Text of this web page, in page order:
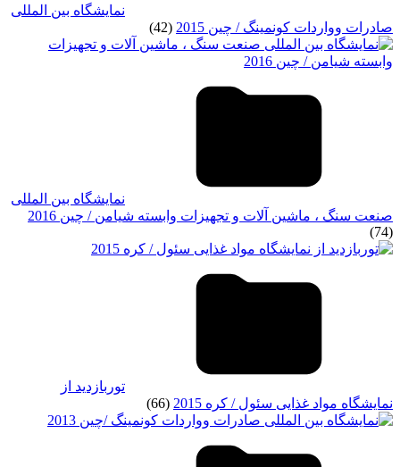
نمایشگاه بین المللی
صادرات وواردات کونمینگ / چین 2015
(42)
نمایشگاه بین المللی
صنعت سنگ ، ماشين آلات و تجهيزات وابسته شیامن / چین 2016
(74)
توربازدید از
نمایشگاه مواد غذایی سئول / کره 2015
(66)